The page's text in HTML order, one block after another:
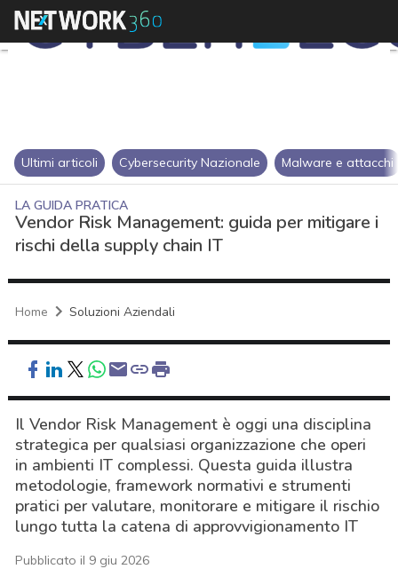
Ultimi articoli Cybersecurity Nazionale Malware e attacchi
LA GUIDA PRATICA
Vendor Risk Management: guida per mitigare i
rischi della supply chain IT
Home Soluzioni Aziendali
Il Vendor Risk Management è oggi una disciplina
strategica per qualsiasi organizzazione che operi
in ambienti IT complessi. Questa guida illustra
metodologie, framework normativi e strumenti
pratici per valutare, monitorare e mitigare il rischio
lungo tutta la catena di approvvigionamento IT
Pubblicato il 9 giu 2026